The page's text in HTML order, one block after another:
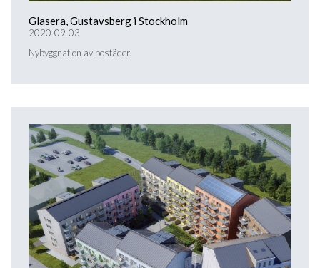
Glasera, Gustavsberg i Stockholm
2020-09-03
Nybyggnation av bostäder.